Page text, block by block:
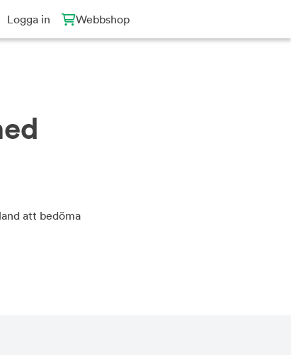
Logga in Webbshop
att bedöma